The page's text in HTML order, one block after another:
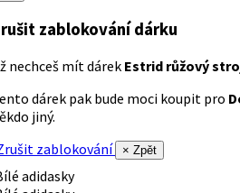
zablokování dárku
nechceš mít dárek Estrid růžový
dárek pak bude moci koupit pro
jiný.
zablokování
× Zpět